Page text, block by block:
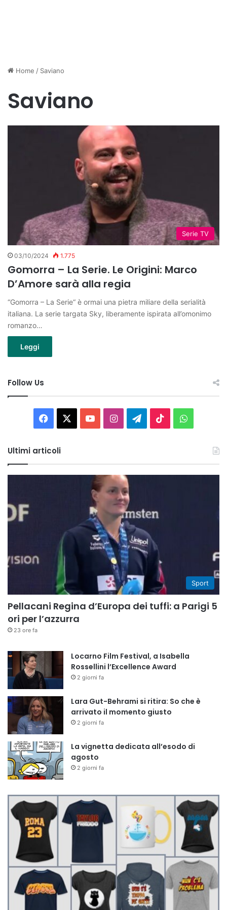
Home / Saviano
Saviano
Serie TV
03/10/2024 1.775
Gomorra – La Serie. Le Origini: Marco
D’Amore sarà alla regia
“Gomorra – La Serie“ è ormai una pietra miliare della serialità
italiana. La serie targata Sky, liberamente ispirata all’omonimo
romanzo…
Leggi
Follow Us
Facebook You InstagramTelegram
TikTok
Ultimi articoli
Sport
Pellacani Regina d’Europa dei tuffi: a Parigi 5
ori per l’azzurra
23 ore fa
Locarno Film Festival, a Isabella
Rossellini l’Excellence Award
2 giorni fa
Lara Gut-Behrami si ritira: So che è
arrivato il momento giusto
2 giorni fa
La vignetta dedicata all’esodo di
agosto
2 giorni fa